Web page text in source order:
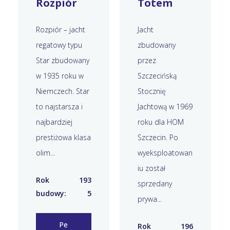
Rozpiór – jacht
regatowy typu
Star zbudowany
w 1935 roku w
Niemczech. Star
to najstarsza i
najbardziej
prestiżowa klasa
olim...
Rok
budowy:
193
5
Pe
Jacht
zbudowany
przez
Szczecińską
Stocznię
Jachtową w 1969
roku dla HOM
Szczecin. Po
wyeksploatowan
iu został
sprzedany
prywa...
Rok
196